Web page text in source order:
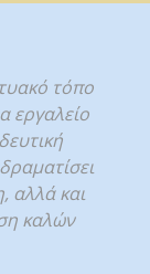
τόπο
εργαλείο
αλλά και
καλών